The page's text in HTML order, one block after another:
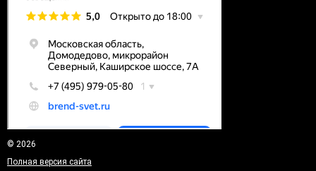
© 2026
Полная версия сайта